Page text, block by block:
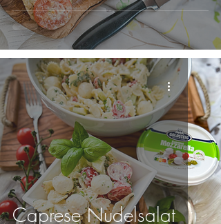
Caprese Nudelsalat